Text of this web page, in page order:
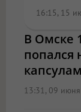
16:15, 15
В Омске
попался
13:31, 09 июня